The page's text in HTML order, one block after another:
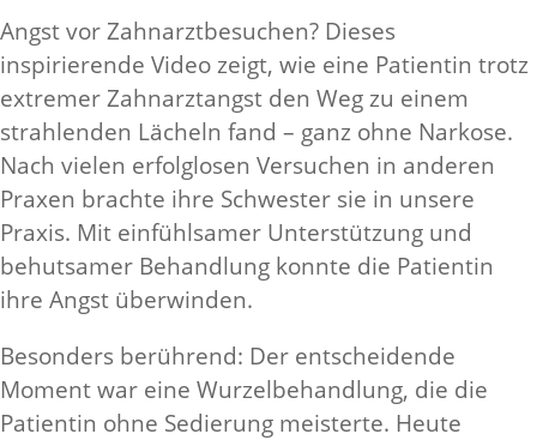
Angst vor Zahnarztbesuchen? Dieses
inspirierende Video zeigt, wie eine Patientin trotz
extremer Zahnarztangst den Weg zu einem
strahlenden Lächeln fand – ganz ohne Narkose.
Nach vielen erfolglosen Versuchen in anderen
Praxen brachte ihre Schwester sie in unsere
Praxis. Mit einfühlsamer Unterstützung und
behutsamer Behandlung konnte die Patientin
ihre Angst überwinden.
Besonders berührend: Der entscheidende
Moment war eine Wurzelbehandlung, die die
Patientin ohne Sedierung meisterte. Heute